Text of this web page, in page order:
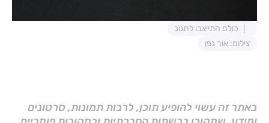
כולם התייצבו לחגוג
צילום: אור גפן
באתר זה עשוי להופיע תוכן, לרבות תמונות, סרטונים